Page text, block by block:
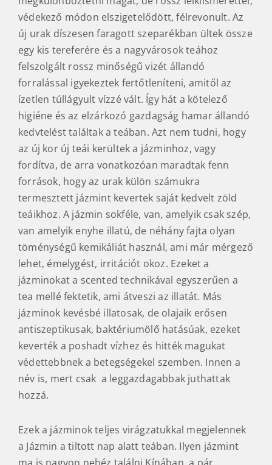
védekező módon elszigetelődött, félrevonult. Az
új urak díszesen faragott szeparékban ültek össze
egy kis tereferére és a nagyvárosok teához
felszolgált rossz minőségű vizét állandó
forralással igyekeztek fertőtleníteni, amitől az
ízetlen túllágyult vízzé vált. Így hát a kötelező
higiéne és az elzárkozó gazdagság hamar állandó
kedvtelést találtak a teában. Azt nem tudni, hogy
az új kor új teái kerültek a jázminhoz, vagy
fordítva, de arra vonatkozóan maradtak fenn
források, hogy az urak külön számukra
termesztett jázmint kevertek saját kedvelt zöld
teáikhoz. A jázmin sokféle, van, amelyik csak szép,
van amelyik enyhe illatú, de néhány fajta olyan
töménységű kemikáliát használ, ami már mérgező
lehet, émelygést, irritációt okoz. Ezeket a
jázminokat a scented technikával egyszerűen a
tea mellé fektetik, ami átveszi az illatát. Más
jázminok kevésbé illatosak, de olajaik erősen
antiszeptikusak, baktériumölő hatásúak, ezeket
keverték a poshadt vízhez és hitték magukat
védettebbnek a betegségekel szemben. Innen a
név is, mert csak a leggazdagabbak juthattak
hozzá.
Ezek a jázminok teljes virágzatukkal megjelennek
a Jázmin a tiltott nap alatt teában. Ilyen jázmint
ma is nagyon nehéz találni Kínában, a pár